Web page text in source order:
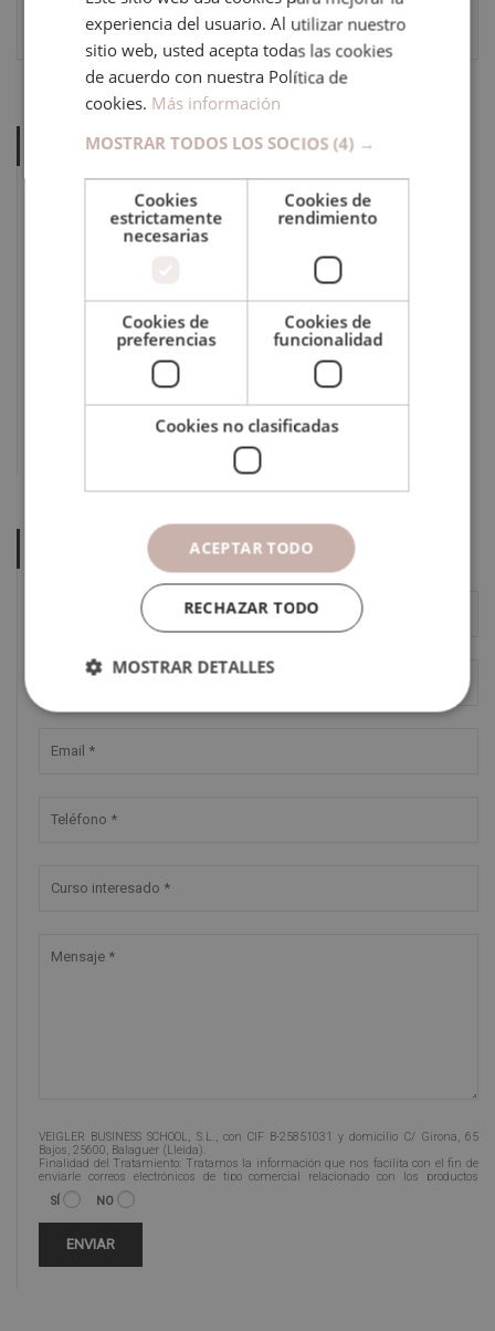
2.320€580€
ÁMBITOS DE ESTUDIO
ADMINISTRACIÓN Y EMPRESA
CONSTRUCCIÓN
SOLICITA INFORMACIÓN
VEIGLER BUSINESS SCHOOL, S.L., con CIF B-25851031 y domicilio C/ Girona, 65
Bajos, 25600, Balaguer (Lleida).
Finalidad del Tratamiento: Tratamos la información que nos facilita con el fin de
enviarle correos electrónicos de tipo comercial relacionado con los productos
ofrecidos y otros tipo de productos que fueran de su interés.
Legitimación del tratamiento: Consentimiento del interesado.
Para más información consulte nuestra Política de Privacidad.
SÍ NO
experiencia del usuario. Al utilizar nuestro
sitio web, usted acepta todas las cookies
de acuerdo con nuestra Política de
cookies. Más información
MOSTRAR TODOS LOS SOCIOS (4) →
Cookies
estrictamente
necesarias
Cookies de
rendimiento
Cookies de
preferencias
Cookies de
funcionalidad
Cookies no clasificadas
ACEPTAR TODO
RECHAZAR TODO
MOSTRAR DETALLES